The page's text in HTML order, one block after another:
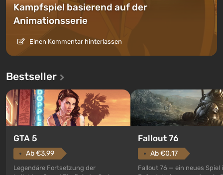
Kampfspiel basierend auf der
Animationsserie
Einen Kommentar hinterlassen
Bestseller
GTA 5
Ab €3.99
Legendäre Fortsetzung der
Fallout 76
Ab €0.17
Fallout 76 — ein neues Spiel